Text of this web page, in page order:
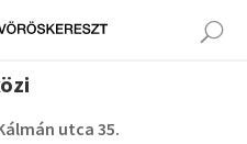
utca 35.